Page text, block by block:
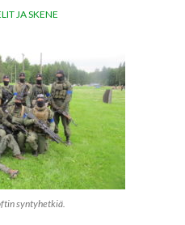
JA SKENE
syntyhetkiä.